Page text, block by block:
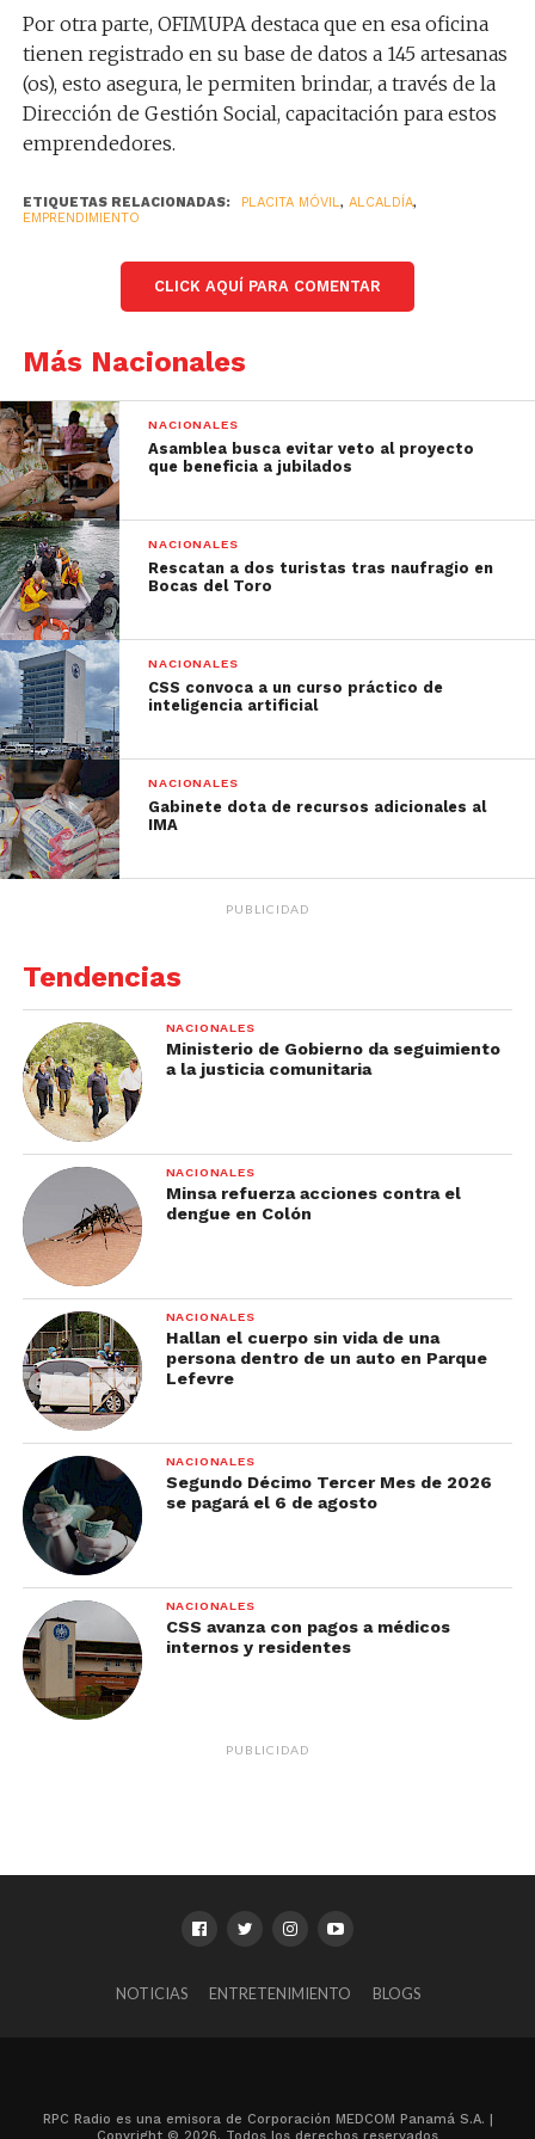
Por otra parte, OFIMUPA destaca que en esa oficina
tienen registrado en su base de datos a 145 artesanas
(os), esto asegura, le permiten brindar, a través de la
Dirección de Gestión Social, capacitación para estos
emprendedores.
ETIQUETAS RELACIONADAS: PLACITA MÓVIL, ALCALDÍA,
EMPRENDIMIENTO
CLICK AQUÍ PARA COMENTAR
Más Nacionales
NACIONALES
Asamblea busca evitar veto al proyecto
que beneficia a jubilados
NACIONALES
Rescatan a dos turistas tras naufragio en
Bocas del Toro
NACIONALES
CSS convoca a un curso práctico de
inteligencia artificial
NACIONALES
Gabinete dota de recursos adicionales al
IMA
PUBLICIDAD
Tendencias
NACIONALES
Ministerio de Gobierno da seguimiento
a la justicia comunitaria
NACIONALES
Minsa refuerza acciones contra el
dengue en Colón
NACIONALES
Hallan el cuerpo sin vida de una
persona dentro de un auto en Parque
Lefevre
NACIONALES
Segundo Décimo Tercer Mes de 2026
se pagará el 6 de agosto
NACIONALES
CSS avanza con pagos a médicos
internos y residentes
PUBLICIDAD
NOTICIAS ENTRETENIMIENTO BLOGS
RPC Radio es una emisora de Corporación MEDCOM Panamá S.A. |
Copyright © 2026. Todos los derechos reservados